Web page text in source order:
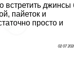
встретить джинсы
пайеток и
просто и
02 07